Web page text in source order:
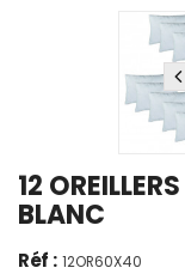
12
BLANC
Réf : 12OR60X40